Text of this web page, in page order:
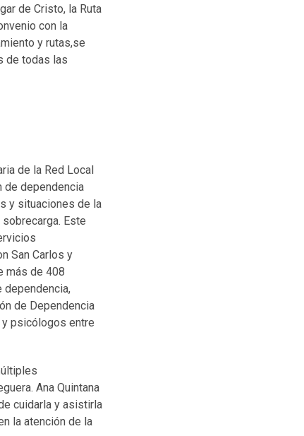
de Cristo, la Ruta
con la
y rutas,se
de todas las
de la Red Local
de dependencia
y situaciones de la
Este
San Carlos y
más de 408
dependencia,
de Dependencia
psicólogos entre
Ana Quintana
cuidarla y asistirla
la atención de la